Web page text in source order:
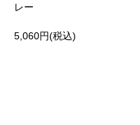
レー
5,060円(税込)